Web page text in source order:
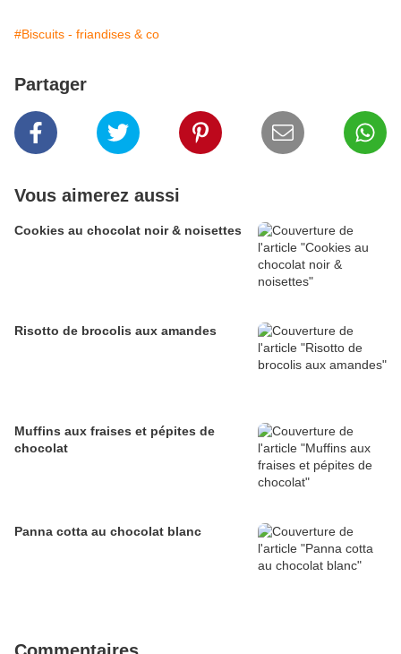
#Biscuits - friandises & co
Partager
Vous aimerez aussi
Cookies au chocolat noir & noisettes
Risotto de brocolis aux amandes
Muffins aux fraises et pépites de
chocolat
Panna cotta au chocolat blanc